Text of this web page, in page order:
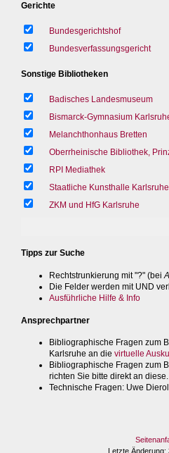
Gerichte
Bundesgerichtshof
Bundesverfassungsgericht
Sonstige Bibliotheken
Badisches Landesmuseum
Bismarck-Gymnasium
Melanchthonhaus Bretten
Oberrheinische Bibliothek,
RPI Mediathek
Staatliche Kunsthalle Karlsruhe
ZKM und HfG Karlsruhe
Tipps zur Suche
Rechtstrunkierung mit "?" (bei
Die Felder werden mit UND
Ausführliche Hilfe & Info
Ansprechpartner
Bibliographische Fragen zum
Karlsruhe an die virtuelle
Bibliographische Fragen zum
richten Sie bitte direkt an diese.
Technische Fragen: Uwe
Letzte Änderung: